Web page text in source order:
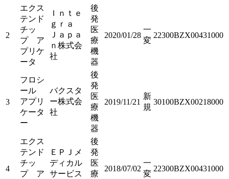
2
エクス
テンド
チッ
プ ア
プリケ
ータ
Ｉｎｔｅ
ｇｒａ
Ｊａｐａ
ｎ株式会
社
後
発
医
療
機
器
2020/01/28
一
変
22300BZX00431000
3
フロシ
ール
アプリ
ケータ
ー
バクスタ
ー株式会
社
後
発
医
療
機
器
2019/11/21
新
規
30100BZX00218000
4
エクス
テンド
チッ
プ ア
ＥＰＪメ
ディカル
サービス
後
発
医
療
2018/07/02
一
変
22300BZX00431000